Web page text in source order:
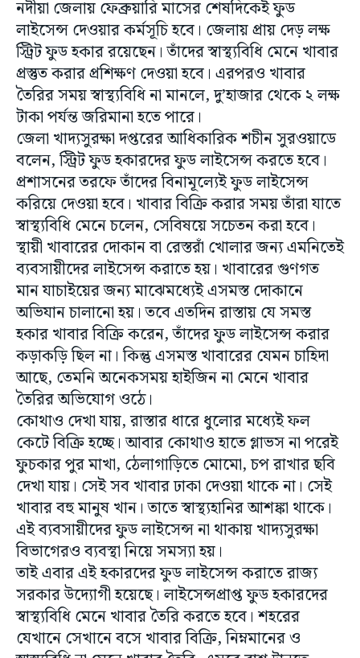
নদীয়া জেলায় ফেব্রুয়ারি মাসের শেষদিকেই ফুড
লাইসেন্স দেওয়ার কর্মসূচি হবে। জেলায় প্রায় দেড় লক্ষ
স্ট্রিট ফুড হকার রয়েছেন। তাঁদের স্বাস্থ্যবিধি মেনে খাবার
প্রস্তুত করার প্রশিক্ষণ দেওয়া হবে। এরপরও খাবার
তৈরির সময় স্বাস্থ্যবিধি না মানলে, দু’হাজার থেকে ২ লক্ষ
টাকা পর্যন্ত জরিমানা হতে পারে।
জেলা খাদ্যসুরক্ষা দপ্তরের আধিকারিক শচীন সুরওয়াডে
বলেন, স্ট্রিট ফুড হকারদের ফুড লাইসেন্স করতে হবে।
প্রশাসনের তরফে তাঁদের বিনামূল্যেই ফুড লাইসেন্স
করিয়ে দেওয়া হবে। খাবার বিক্রি করার সময় তাঁরা যাতে
স্বাস্থ্যবিধি মেনে চলেন, সেবিষয়ে সচেতন করা হবে।
স্থায়ী খাবারের দোকান বা রেস্তরাঁ খোলার জন্য এমনিতেই
ব্যবসায়ীদের লাইসেন্স করাতে হয়। খাবারের গুণগত
মান যাচাইয়ের জন্য মাঝেমধ্যেই এসমস্ত দোকানে
অভিযান চালানো হয়। তবে এতদিন রাস্তায় যে সমস্ত
হকার খাবার বিক্রি করেন, তাঁদের ফুড লাইসেন্স করার
কড়াকড়ি ছিল না। কিন্তু এসমস্ত খাবারের যেমন চাহিদা
আছে, তেমনি অনেকসময় হাইজিন না মেনে খাবার
তৈরির অভিযোগ ওঠে।
কোথাও দেখা যায়, রাস্তার ধারে ধুলোর মধ্যেই ফল
কেটে বিক্রি হচ্ছে। আবার কোথাও হাতে গ্লাভস না পরেই
ফুচকার পুর মাখা, ঠেলাগাড়িতে মোমো, চপ রাখার ছবি
দেখা যায়। সেই সব খাবার ঢাকা দেওয়া থাকে না। সেই
খাবার বহু মানুষ খান। তাতে স্বাস্থ্যহানির আশঙ্কা থাকে।
এই ব্যবসায়ীদের ফুড লাইসেন্স না থাকায় খাদ্যসুরক্ষা
বিভাগেরও ব্যবস্থা নিয়ে সমস্যা হয়।
তাই এবার এই হকারদের ফুড লাইসেন্স করাতে রাজ্য
সরকার উদ্যোগী হয়েছে। লাইসেন্সপ্রাপ্ত ফুড হকারদের
স্বাস্থ্যবিধি মেনে খাবার তৈরি করতে হবে। শহরের
যেখানে সেখানে বসে খাবার বিক্রি, নিম্নমানের ও